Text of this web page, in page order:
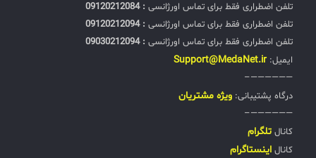
تلفن اضطراری فقط برای تماس اورژانسی : 09120212084
تلفن اضطراری فقط برای تماس اورژانسی : 09120212094
تلفن اضطراری فقط برای تماس اورژانسی : 09030212094
ایمیل: Support@MedaNet.ir
——————–
درگاه پشتیبانی: ويژه مشتریان
——————–
کانال تلگرام
کانال اینستاگرام